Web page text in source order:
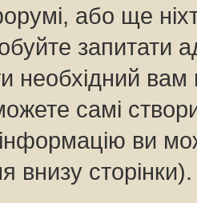
або ще
запитати
необхідний
самі
ви
внизу сторінки).